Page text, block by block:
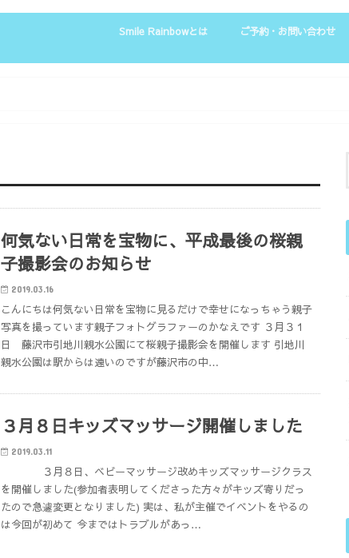
Smile Rainbowとは
お客様の声
ご予約・お問い合わせ
何気ない日常を宝物に、平成最後の桜親
子撮影会のお知らせ
2019.03.16
こんにちは何気ない日常を宝物に見るだけで幸せになっちゃう親子
写真を撮っています親子フォトグラファーのかなえです ３月３１
日 藤沢市引地川親水公園にて桜親子撮影会を開催します 引地川
親水公園は駅からは遠いのですが藤沢市の中…
３月８日キッズマッサージ開催しました
2019.03.11
３月８日、ベビーマッサージ改めキッズマッサージクラス
を開催しました(参加者表明してくださった方々がキッズ寄りだっ
たので急遽変更となりました) 実は、私が主催でイベントをやるの
は今回が初めて 今まではトラブルがあっ…